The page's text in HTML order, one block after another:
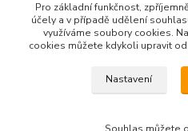
Telefon pro technické dotazy: 775
Pro základní funkčnost,
účely a v případě udělení
využíváme soubory cookies.
cookies můžete kdykoli upravit
Nastavení